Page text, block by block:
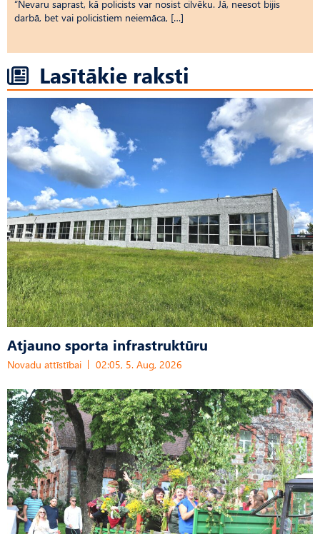
“Nevaru saprast, kā policists var nosist cilvēku. Jā, neesot bijis
darbā, bet vai policistiem neiemāca, […]
Lasītākie raksti
Atjauno sporta infrastruktūru
Novadu attīstībai 02:05, 5. Aug, 2026